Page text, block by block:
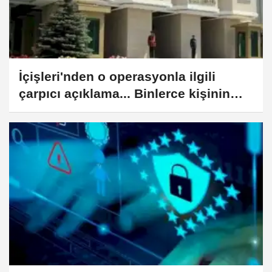
İçişleri'nden o operasyonla ilgili
çarpıcı açıklama... Binlerce kişinin
vatandaşlık kararı kaldırıldı